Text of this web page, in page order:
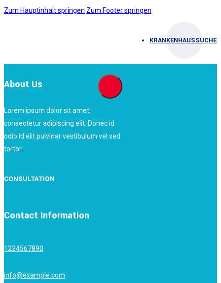
Zum Hauptinhalt springen Zum Footer springen
KRANKENHAUSSUCHE
About Us
Lorem ipsum dolor sit amet,
consectetur adipiscing elit. Donec id
odio id elit pulvinar vestibulum vel sed
tortor.
CONSULTATION
Contact Information
1234567890
info@example.com